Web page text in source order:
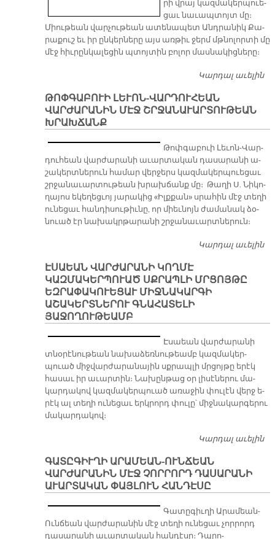
րի վրայ կազ­մա­կեր­պուե­
ցաւ նա­ւապ­տոյտ մը։
Միու­թեան վար­չու­թեան ա­տե­նա­պետ Անդ­րա­նիկ Քա­
րա­քուշ եւ իր ըն­կեր­նե­րը այս առ­թիւ ջերմ մթնո­լոր­տի մը
մէջ հիւ­րըն­կա­լե­ցին պտոյ­տին բո­լոր մաս­նա­կից­նե­րը։
Կարդալ աւելին
ԹՈՓԳԱԲՈՒԻ ԼԵՒՈՆ-ՎԱՐԴՈՒՀԵԱՆ
ՎԱՐԺԱՐԱՆԻՆ ՄԷՋ ՇՐՋԱՆԱՒԱՐՏՈՒԹԵԱՆ
ԽՐԱԽՃԱՆՔ
Թոփ­գա­բուի Լե­ւոն-Վար­
դու­հեան վար­ժա­րա­նի ա­ւար­տա­կան դա­սա­րա­նի ա­
շա­կերտ­նե­րուն հա­մար վեր­ջերս կազ­մա­կեր­պուե­ցաւ
շրջա­նա­ւար­տու­թեան խրախ­ճանք մը։ Թա­ղի Ս. Նի­կո­
ղա­յոս ե­կե­ղեց­ւոյ յա­րա­կից «Իլք­քան» սրա­հին մէջ տե­ղի
ու­նե­ցաւ հան­դի­սու­թիւ­նը, որ միեւ­նոյն ժա­մա­նակ ձօ­
նուած էր նա­խակր­թա­րա­նի շրջա­նա­ւարտ­նե­րուն։
Կարդալ աւելին
ԷՍԱԵԱՆ ՎԱՐԺԱՐԱՆԻ ԿՈՂՄԷ
ԿԱԶՄԱԿԵՐՊՈՒԱԾ ՍՔՐԱՊԼԻ ՄՐՑՈՅԹԸ
ԵԶՐԱՓԱԿՈՒԵՑԱՒ ՄԻՋՆԱԿԱՐԳԻ
ԱՇԱԿԵՐՏՆԵՐՈՒ ԳՆԱՀԱՏԵԼԻ
ՅԱՋՈՂՈՒԹԵԱՄԲ
Է­սաեան վար­ժա­րա­նի
տնօ­րէ­նու­թեան նա­խա­ձեռ­նու­թեամբ կազ­մա­կեր­
պուած միջ­վար­ժա­րա­նա­յին սքրապ­լի մրցոյ­թը ե­րէկ
հա­սաւ իր ա­ւար­տին։ Նա­խըն­թաց օր լի­սէ­նե­րու մա­
կար­դա­կով կազ­մա­կեր­պուած ա­ռա­ջին փու­լէն վերջ ե­
րէկ ալ տե­ղի ու­նե­ցաւ երկ­րորդ փու­լը՝ միջ­նա­կար­գե­րու
մա­կար­դա­կով։
Կարդալ աւելին
ԳԱՏԸԳԻՒՂԻ ԱՐԱՄԵԱՆ-ՈՒՆՃԵԱՆ
ՎԱՐԺԱՐԱՆԻՆ ՄԷՋ ՉՈՐՐՈՐԴ ԴԱՍԱՐԱՆԻ
ԱՒԱՐՏԱԿԱՆ ՓԱՅԼՈՒՆ ՀԱՆԴԷՍԸ
Գա­տը­գիւ­ղի Ա­րա­մեան-
Ուն­ճեան վար­ժա­րա­նին մէջ տե­ղի ու­նե­ցաւ չոր­րորդ
դա­սա­րա­նի ա­ւար­տա­կան հան­դէ­սը։ Դպրո­